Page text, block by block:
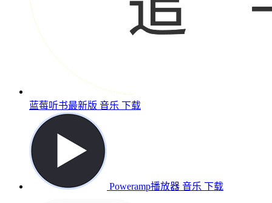
蓝莓听书最新版 音乐 下载
Poweramp播放器 音乐 下载